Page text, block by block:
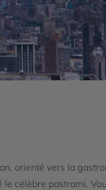
orienté vers la
le célèbre pastrami.